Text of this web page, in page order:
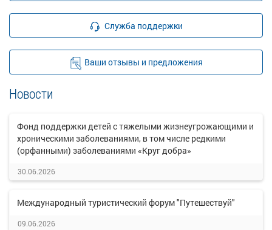
Служба поддержки
Ваши отзывы и предложения
Новости
Фонд поддержки детей с тяжелыми жизнеугрожающими и
хроническими заболеваниями, в том числе редкими
(орфанными) заболеваниями «Круг добра»
30.06.2026
Международный туристический форум "Путешествуй"
09.06.2026